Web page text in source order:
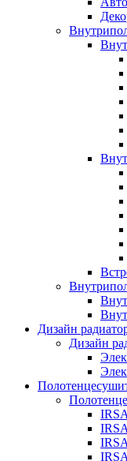
Дизайн
Дизайн